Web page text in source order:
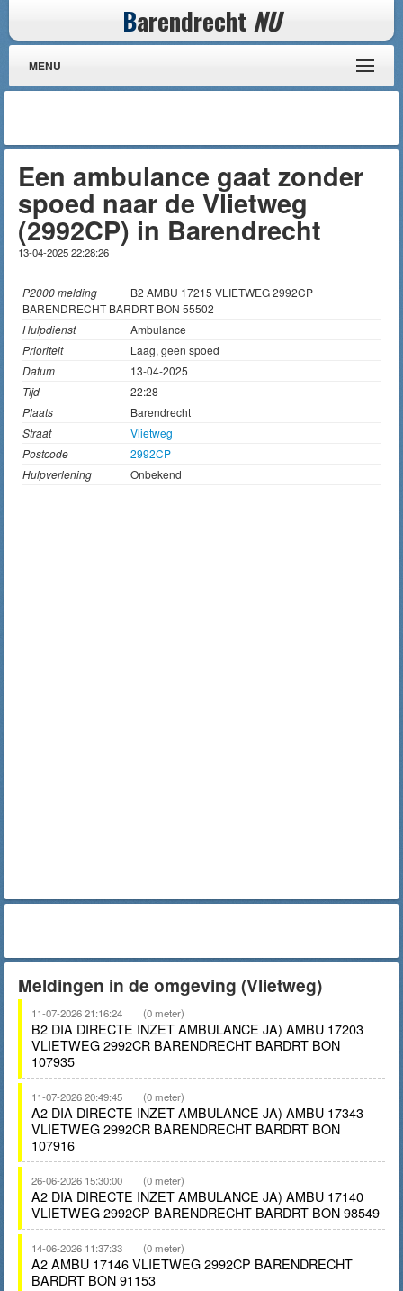
Barendrecht NU
MENU
Een ambulance gaat zonder
spoed naar de Vlietweg
(2992CP) in Barendrecht
13-04-2025 22:28:26
P2000 melding
B2 AMBU 17215 VLIETWEG 2992CP
BARENDRECHT BARDRT BON 55502
Hulpdienst
Ambulance
Prioriteit
Laag, geen spoed
Datum
13-04-2025
Tijd
22:28
Plaats
Barendrecht
Straat
Vlietweg
Postcode
2992CP
Hulpverlening
Onbekend
Meldingen in de omgeving (Vlietweg)
11-07-2026 21:16:24 (0 meter)
B2 DIA DIRECTE INZET AMBULANCE JA) AMBU 17203
VLIETWEG 2992CR BARENDRECHT BARDRT BON
107935
11-07-2026 20:49:45 (0 meter)
A2 DIA DIRECTE INZET AMBULANCE JA) AMBU 17343
VLIETWEG 2992CR BARENDRECHT BARDRT BON
107916
26-06-2026 15:30:00 (0 meter)
A2 DIA DIRECTE INZET AMBULANCE JA) AMBU 17140
VLIETWEG 2992CP BARENDRECHT BARDRT BON 98549
14-06-2026 11:37:33 (0 meter)
A2 AMBU 17146 VLIETWEG 2992CP BARENDRECHT
BARDRT BON 91153